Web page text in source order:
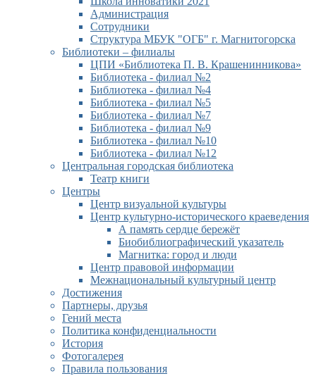
Администрация
Сотрудники
Структура МБУК "ОГБ" г. Магнитогорска
Библиотеки – филиалы
ЦПИ «Библиотека П. В. Крашенинникова»
Библиотека - филиал №2
Библиотека - филиал №4
Библиотека - филиал №5
Библиотека - филиал №7
Библиотека - филиал №9
Библиотека - филиал №10
Библиотека - филиал №12
Центральная городская библиотека
Театр книги
Центры
Центр визуальной культуры
Центр культурно-исторического краеведения
А память сердце бережёт
Биобиблиографический указатель
Магнитка: город и люди
Центр правовой информации
Межнациональный культурный центр
Достижения
Партнеры, друзья
Гений места
Политика конфиденциальности
История
Фотогалерея
Правила пользования